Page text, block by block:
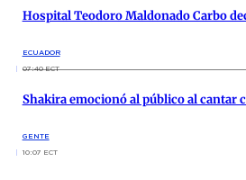
Hospital Teodoro Maldonado Carbo
ECUADOR
07:40 ECT
Shakira emocionó al público al cantar
GENTE
10:07 ECT